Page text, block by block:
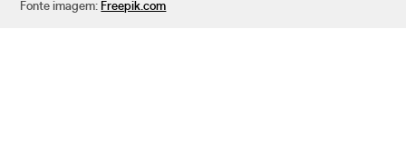
Fonte imagem: Freepik.com